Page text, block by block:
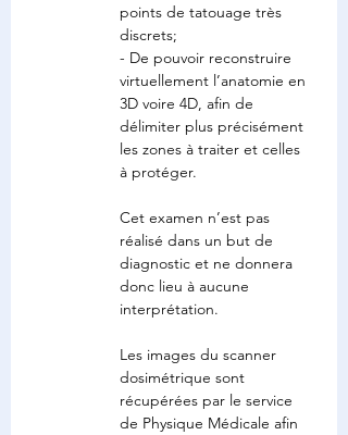
points de tatouage très
discrets;
- De pouvoir reconstruire
virtuellement l’anatomie en
3D voire 4D, afin de
délimiter plus précisément
les zones à traiter et celles
à protéger.
Cet examen n’est pas
réalisé dans un but de
diagnostic et ne donnera
donc lieu à aucune
interprétation.
Les images du scanner
dosimétrique sont
récupérées par le service
de Physique Médicale afin